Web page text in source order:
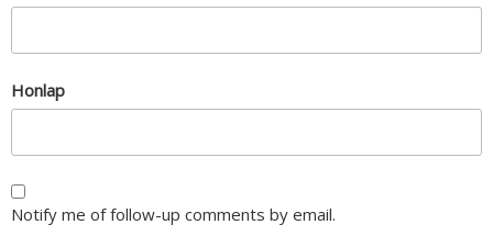
Honlap
Notify me of follow-up comments by email.